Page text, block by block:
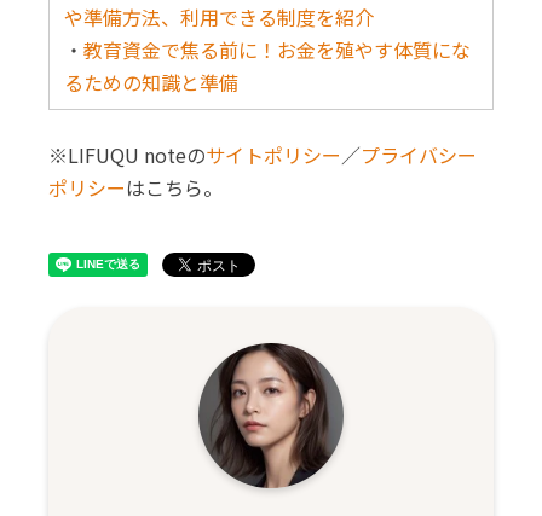
や準備方法、利用できる制度を紹介
・教育資金で焦る前に！お金を殖やす体質にな
るための知識と準備
※LIFUQU noteのサイトポリシー／プライバシー
ポリシーはこちら。